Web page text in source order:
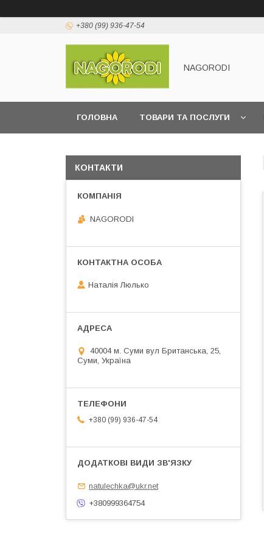
+380 (99) 936-47-54
NAGORODI
ГОЛОВНА ТОВАРИ ТА ПОСЛУГИ
КОНТАКТИ
NAGORODI
Наталія Люлько
40004 м. Суми вул Британська, 25,
Суми, Україна
+380 (99) 936-47-54
natulechka@ukr.net
+380999364754